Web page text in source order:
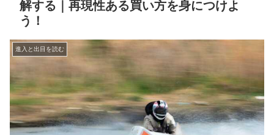
解する｜再現性ある買い方を身につけよ
う！
進入と出目を読む